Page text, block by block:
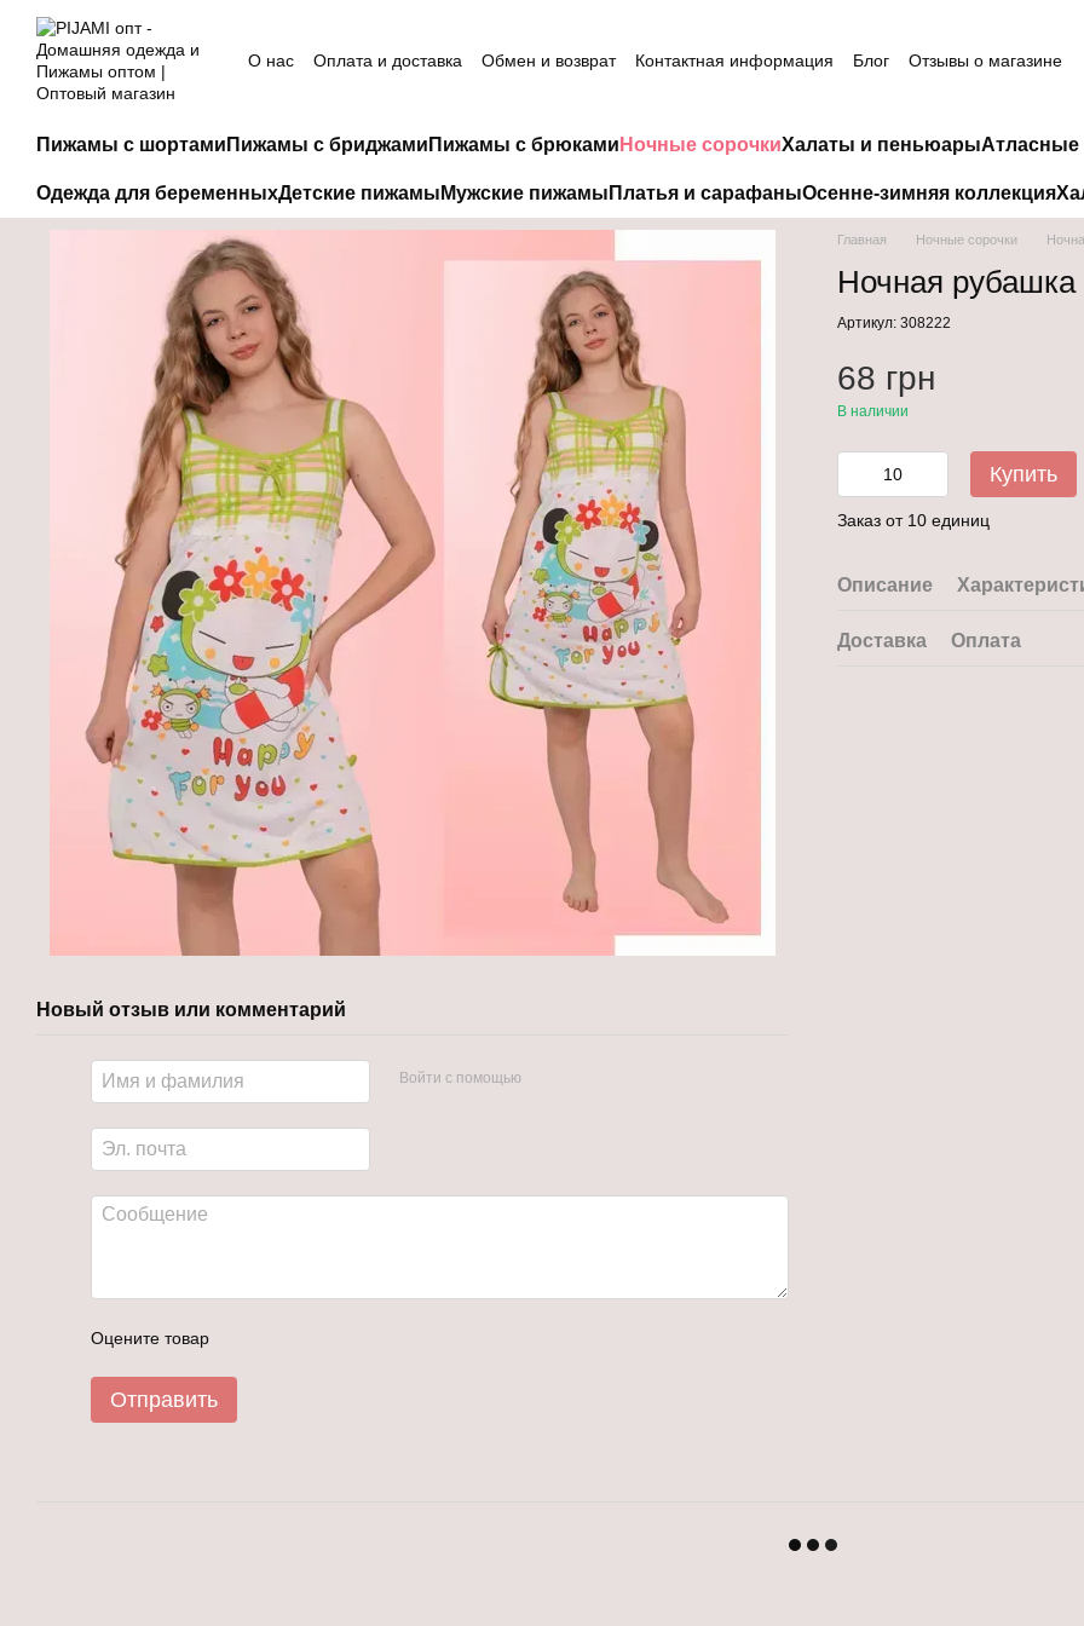
Перейти к основному контенту
О нас Оплата и доставка Обмен и возврат Контактная информация Блог Отзывы о магазине
Пижамы с шортами Пижамы с бриджами Пижамы с брюками Ночные сорочкиХалаты и пеньюарыАтласные
Одежда для беременныхДетские пижамы Мужские пижамы Платья и сарафаныОсенне-зимняя коллекция
Новый отзыв или комментарий
Войти с помощью
Оцените товар
Отправить
Главная Ночные сорочки
Ночная рубашка
Артикул: 308222
68 грн
В наличии
Купить
Заказ от 10 единиц
Описание
Доставка Оплата